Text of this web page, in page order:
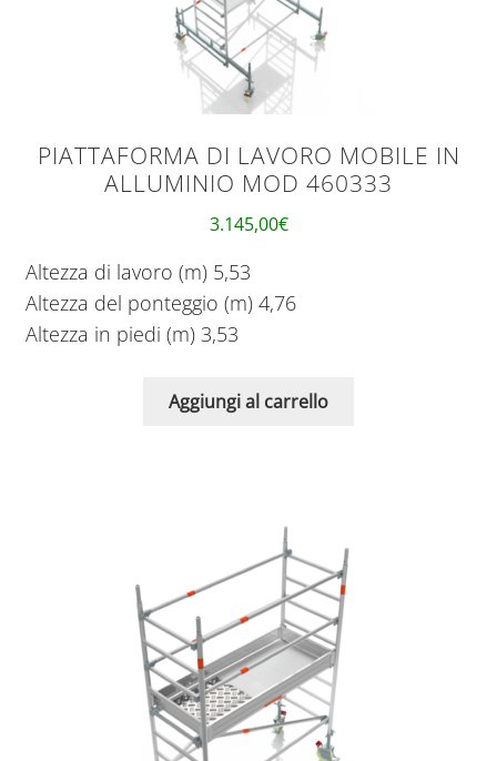
PIATTAFORMA DI LAVORO MOBILE IN
ALLUMINIO MOD 460333
3.145,00€
Altezza di lavoro (m) 5,53
Altezza del ponteggio (m) 4,76
Altezza in piedi (m) 3,53
Aggiungi al carrello